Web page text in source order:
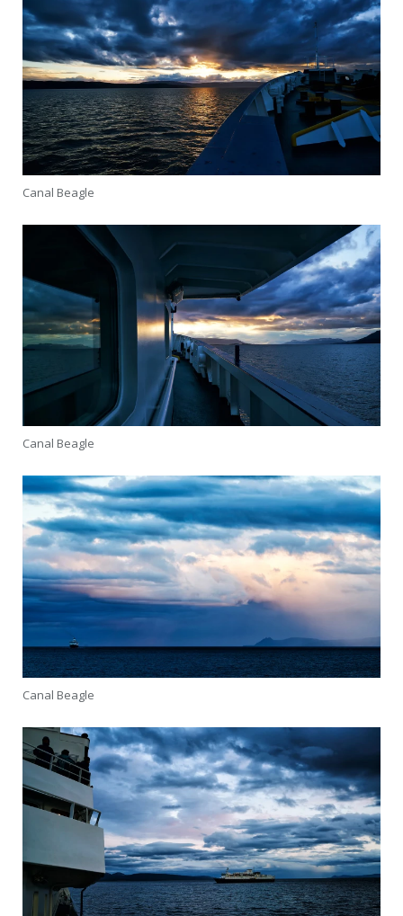
Canal Beagle
Canal Beagle
Canal Beagle